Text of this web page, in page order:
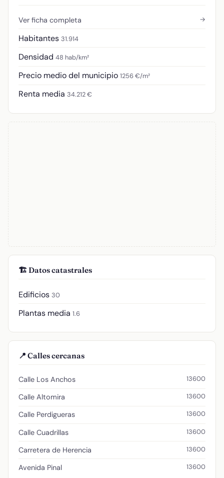
Ver ficha completa →
Habitantes 31.914
Densidad 48 hab/km²
Precio medio del municipio 1256 €/m²
Renta media 34.212 €
🏗️ Datos catastrales
Edificios 30
Plantas media 1.6
📍 Calles cercanas
Calle Los Anchos 13600
Calle Altomira 13600
Calle Perdigueras 13600
Calle Cuadrillas 13600
Carretera de Herencia 13600
Avenida Pinal 13600